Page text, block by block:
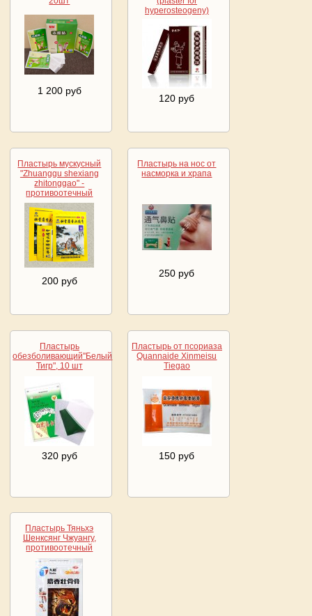
1 200 руб
hyperosteogeny)
120 руб
Пластырь мускусный
"Zhuanggu shexiang
zhitonggao" -
противоотечный
200 руб
Пластырь на нос от
насморка и храпа
250 руб
Пластырь
обезболивающий''Белый
Тигр", 10 шт
320 руб
Пластырь от псориаза
Quannaide Xinmeisu
Tiegao
150 руб
Пластырь Тяньхэ
Шенксянг Чжуангу,
противоотечный